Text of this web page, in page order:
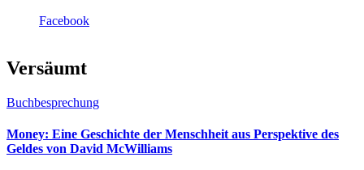
Facebook
Versäumt
Buchbesprechung
Money: Eine Geschichte der Menschheit aus Perspektive des
Geldes von David McWilliams